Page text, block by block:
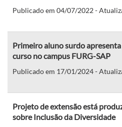
Publicado em 04/07/2022 -
Primeiro aluno surdo
curso no campus FURG-SAP
Publicado em 17/01/2024 -
Projeto de extensão está
sobre Inclusão da Diversidade